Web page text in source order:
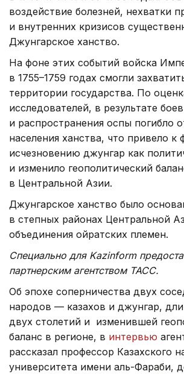
воздействие болезней, нехватки
и внутренних кризисов
Джунгарское ханство.
На фоне этих событий войска
в 1755–1759 годах смогли
территории государства. По
исследователей, в результате
и распространения оспы погибло
населения ханства, что привело к
исчезновению джунгар как
и изменило геополитический
в Центральной Азии.
Джунгарское ханство было
в степных районах Центральной
объединения ойратских племен.
Специально для Kazinform
партнерским агентством ТАСС.
Об эпохе соперничества двух
народов — казахов и джунгар,
двух столетий и изменившей
баланс в регионе, в интервью
рассказал профессор Казахского
университета имени аль-Фараби,